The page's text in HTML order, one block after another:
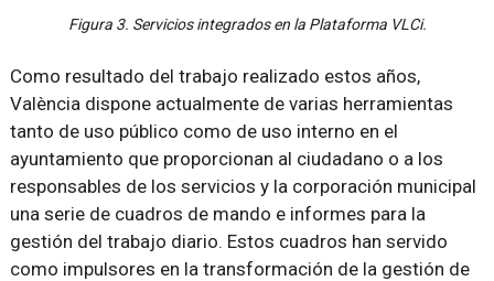
Figura 3. Servicios integrados en la Plataforma VLCi.
Como resultado del trabajo realizado estos años,
València dispone actualmente de varias herramientas
tanto de uso público como de uso interno en el
ayuntamiento que proporcionan al ciudadano o a los
responsables de los servicios y la corporación municipal
una serie de cuadros de mando e informes para la
gestión del trabajo diario. Estos cuadros han servido
como impulsores en la transformación de la gestión de